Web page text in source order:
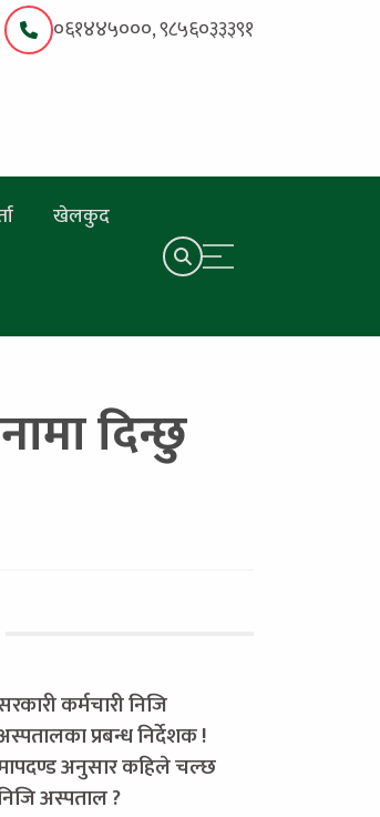
०६१४४५०००, ९८५६०३३३९१
खेलकुद
दिन्छु
कर्मचारी निजि
प्रबन्ध निर्देशक !
अनुसार कहिले चल्छ
अस्पताल ?